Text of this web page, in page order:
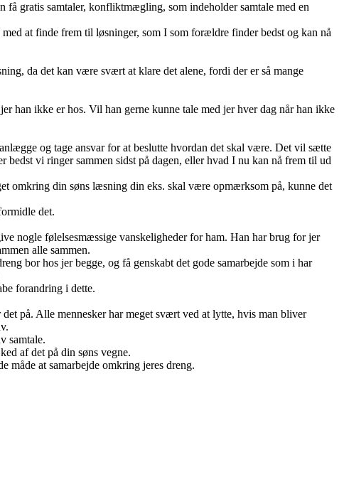
gratis samtaler, konfliktmægling, som indeholder samtale med en
at finde frem til løsninger, som I som forældre finder bedst og kan nå
da det kan være svært at klare det alene, fordi der er så mange
han ikke er hos. Vil han gerne kunne tale med jer hver dag når han ikke
og tage ansvar for at beslutte hvordan det skal være. Det vil sætte
vi ringer sammen sidst på dagen, eller hvad I nu kan nå frem til ud
omkring din søns læsning din eks. skal være opmærksom på, kunne det
det.
nogle følelsesmæssige vanskeligheder for ham. Han har brug for jer
alle sammen.
bor hos jer begge, og få genskabt det gode samarbejde som i har
forandring i dette.
på. Alle mennesker har meget svært ved at lytte, hvis man bliver
samtale.
af det på din søns vegne.
måde at samarbejde omkring jeres dreng.